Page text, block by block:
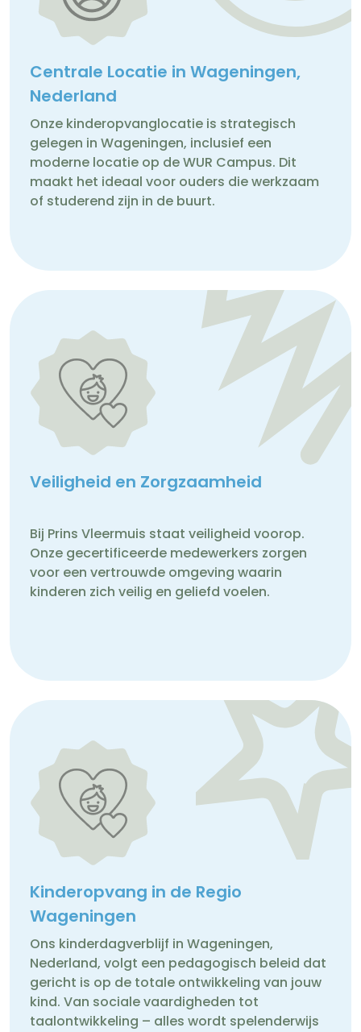
Centrale Locatie in Wageningen,
Nederland
Onze kinderopvanglocatie is strategisch
gelegen in Wageningen, inclusief een
moderne locatie op de WUR Campus. Dit
maakt het ideaal voor ouders die werkzaam
of studerend zijn in de buurt.
Veiligheid en Zorgzaamheid
Bij Prins Vleermuis staat veiligheid voorop.
Onze gecertificeerde medewerkers zorgen
voor een vertrouwde omgeving waarin
kinderen zich veilig en geliefd voelen.
Kinderopvang in de Regio
Wageningen
Ons kinderdagverblijf in Wageningen,
Nederland, volgt een pedagogisch beleid dat
gericht is op de totale ontwikkeling van jouw
kind. Van sociale vaardigheden tot
taalontwikkeling – alles wordt spelenderwijs